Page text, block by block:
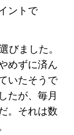
ントで
びました。
めずに済ん
いたそうで
たが、毎月
。それは数